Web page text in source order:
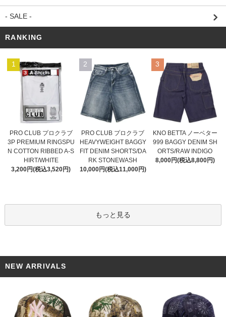
- SALE -
RANKING
1
PRO CLUB プロクラブ
3P PREMIUM RINGSPU
N COTTON RIBBED A-S
HIRT/WHITE
3,200円(税込3,520円)
2
PRO CLUB プロクラブ
HEAVYWEIGHT BAGGY
FIT DENIM SHORTS/DA
RK STONEWASH
10,000円(税込11,000円)
3
KNO BETTA ノーベター
999 BAGGY DENIM SH
ORTS/RAW INDIGO
8,000円(税込8,800円)
もっと見る
NEW ARRIVALS